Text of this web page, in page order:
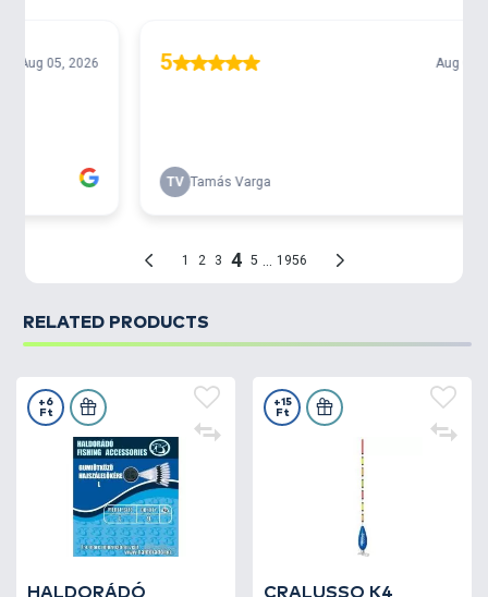
RELATED PRODUCTS
HALDORÁDÓ
+6
Ft
CRALUSSO K4
+15
Ft